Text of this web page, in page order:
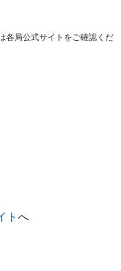
各局公式サイトをご確認くだ
トへ